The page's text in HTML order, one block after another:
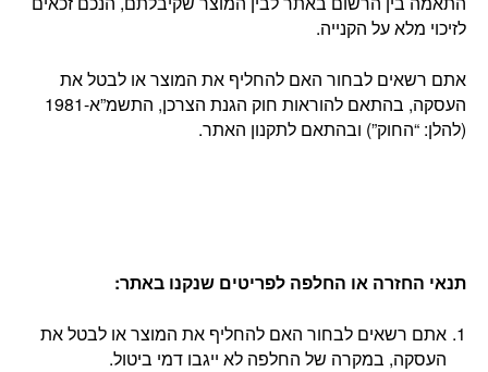
לזיכוי מלא על הקנייה.
אתם רשאים לבחור האם להחליף את המוצר או לבטל את
העסקה, בהתאם להוראות חוק הגנת הצרכן, התשמ”א-1981
(להלן: “החוק”) ובהתאם לתקנון האתר.
תנאי החזרה או החלפה לפריטים שנקנו באתר:
אתם רשאים לבחור האם להחליף את המוצר או לבטל את
העסקה, במקרה של החלפה לא ייגבו דמי ביטול.